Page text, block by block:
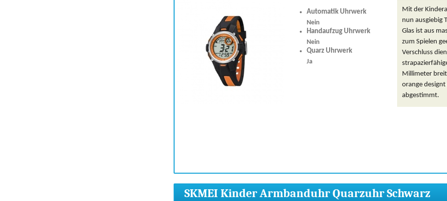
Automatik Uhrwerk
Nein
Handaufzug Uhrwerk
Nein
Quarz Uhrwerk
Ja
Mit der
nun ausgiebig
Glas ist aus
zum Spielen
Verschluss
Millimeter
orange
abgestimmt.
SKMEI Kinder Armbanduhr Quarzuhr Schwarz